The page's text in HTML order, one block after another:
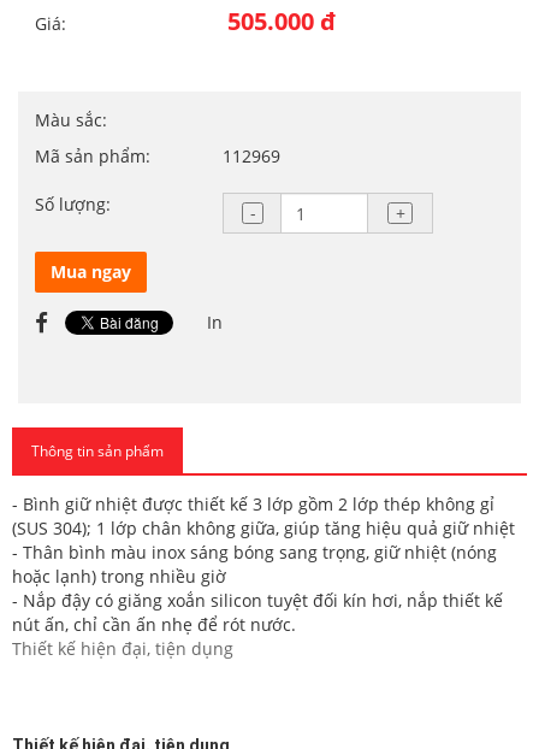
Giá: 505.000 đ
Màu sắc:
Mã sản phẩm:
112969
Số lượng:
Mua ngay
In
Thông tin sản phẩm
- Bình giữ nhiệt được thiết kế 3 lớp gồm 2 lớp thép không gỉ
(SUS 304); 1 lớp chân không giữa, giúp tăng hiệu quả giữ nhiệt
- Thân bình màu inox sáng bóng sang trọng, giữ nhiệt (nóng
hoặc lạnh) trong nhiều giờ
- Nắp đậy có giăng xoắn silicon tuyệt đối kín hơi, nắp thiết kế
nút ấn, chỉ cần ấn nhẹ để rót nước.
Thiết kế hiện đại, tiện dụng